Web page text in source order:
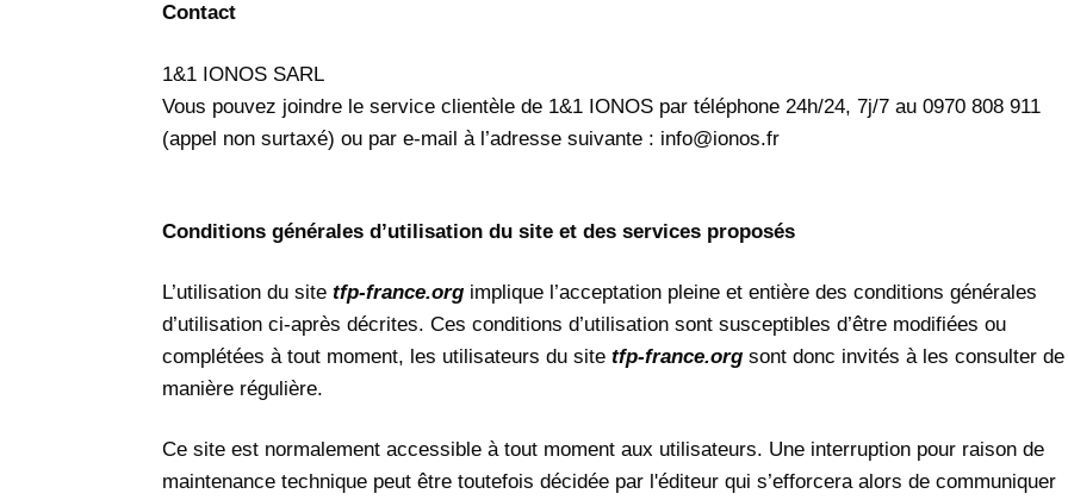
Contact
1&1 IONOS SARL
Vous pouvez joindre le service clientèle de 1&1 IONOS par téléphone 24h/24, 7j/7 au 0970 808 911
(appel non surtaxé) ou par e-mail à l’adresse suivante : info@ionos.fr
Conditions générales d’utilisation du site et des services proposés
L’utilisation du site tfp-france.org implique l’acceptation pleine et entière des conditions générales
d’utilisation ci-après décrites. Ces conditions d’utilisation sont susceptibles d’être modifiées ou
complétées à tout moment, les utilisateurs du site tfp-france.org sont donc invités à les consulter de
manière régulière.
Ce site est normalement accessible à tout moment aux utilisateurs. Une interruption pour raison de
maintenance technique peut être toutefois décidée par l'éditeur qui s’efforcera alors de communiquer